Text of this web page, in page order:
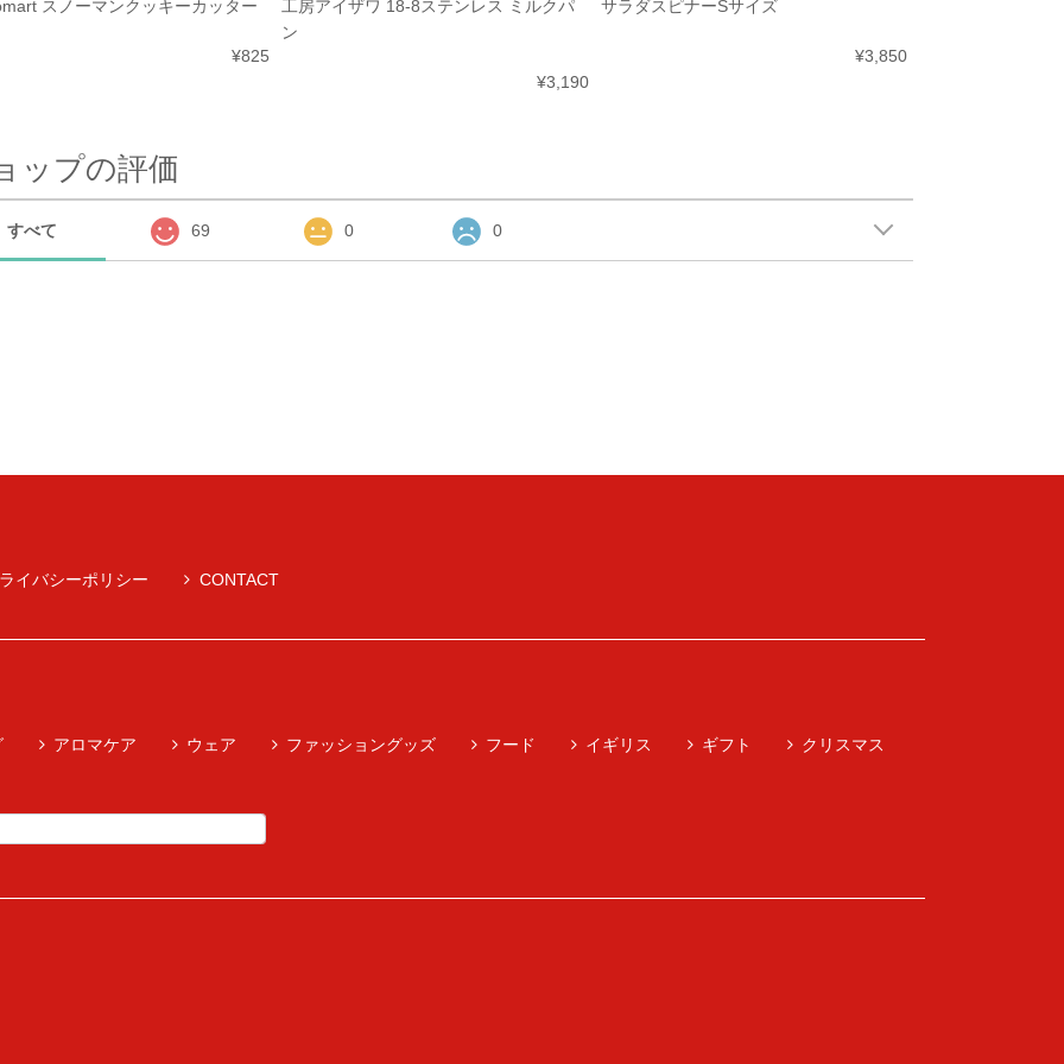
スノーマンクッキーカッター
¥825
工房アイザワ 18-8ステンレス ミルクパ
ン
¥3,190
サラダスピナーSサイズ
¥3,850
ップの評価
すべて 69 0 0
イバシーポリシー CONTACT
アロマケア ウェア ファッショングッズ フード イギリス ギフト クリスマス